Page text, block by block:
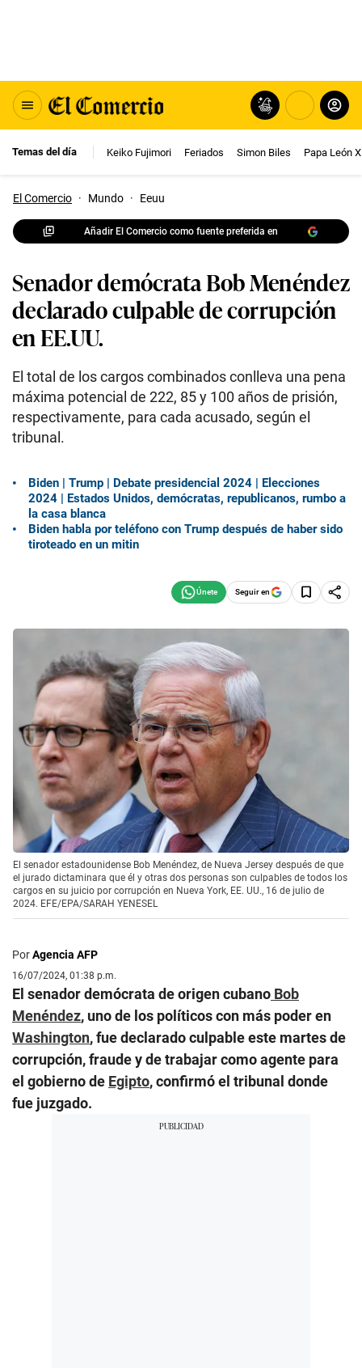
Temas del día Keiko Fujimori Feriados Simon Biles Papa León
El Comercio · Mundo · Eeuu
Añadir El Comercio como fuente preferida en
Senador demócrata Bob Menéndez
declarado culpable de corrupción
en EE.UU.
El total de los cargos combinados conlleva una pena
máxima potencial de 222, 85 y 100 años de prisión,
respectivamente, para cada acusado, según el
tribunal.
Biden | Trump | Debate presidencial 2024 | Elecciones
2024 | Estados Unidos, demócratas, republicanos, rumbo a
la casa blanca
Biden habla por teléfono con Trump después de haber sido
tiroteado en un mitin
Seguir en
El senador estadounidense Bob Menéndez, de Nueva Jersey después de que
el jurado dictaminara que él y otras dos personas son culpables de todos los
cargos en su juicio por corrupción en Nueva York, EE. UU., 16 de julio de
2024. EFE/EPA/SARAH YENESEL
PorAgencia AFP
16/07/2024, 01:38 p.m.
El senador demócrata de origen cubano Bob
Menéndez, uno de los políticos con más poder en
Washington, fue declarado culpable este martes de
corrupción, fraude y de trabajar como agente para
el gobierno de Egipto, confirmó el tribunal donde
fue juzgado.